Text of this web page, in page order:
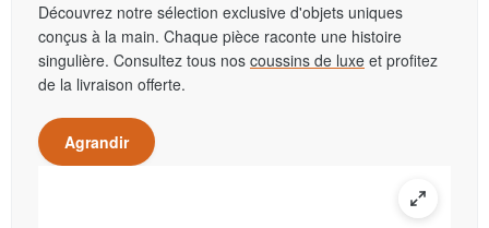
Découvrez notre sélection exclusive d'objets uniques
conçus à la main. Chaque pièce raconte une histoire
singulière. Consultez tous nos coussins de luxe et profitez
de la livraison offerte.
Agrandir